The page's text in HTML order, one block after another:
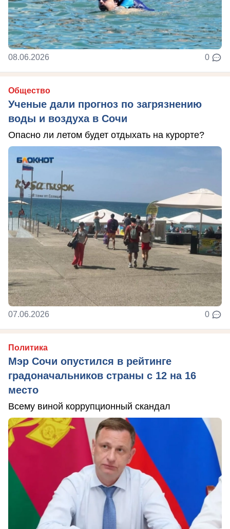
08.06.2026 0
Общество
Ученые дали прогноз по загрязнению
воды и воздуха в Сочи
Опасно ли летом будет отдыхать на курорте?
07.06.2026 0
Политика
Мэр Сочи опустился в рейтинге
градоначальников страны с 12 на 16
место
Всему виной коррупционный скандал